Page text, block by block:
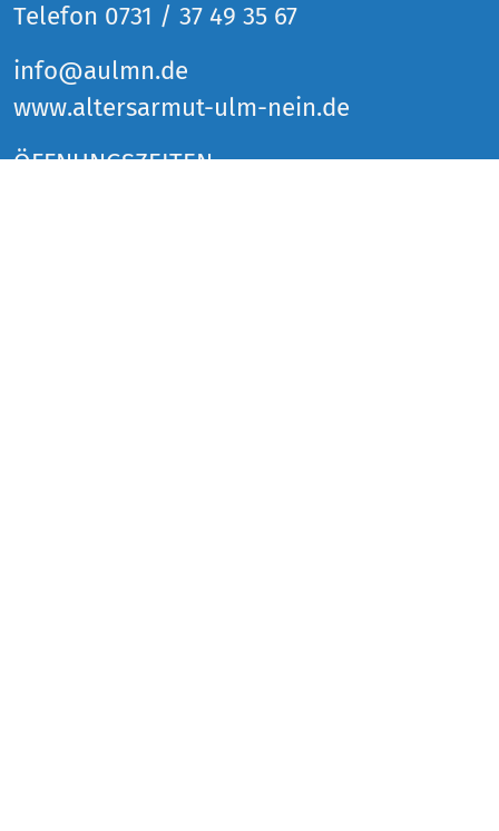
Telefon 0731 / 37 49 35 67
info@aulmn.de
www.altersarmut-ulm-nein.de
ÖFFNUNGSZEITEN